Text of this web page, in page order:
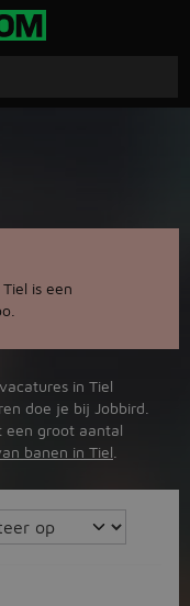
Tiel is een
in Tiel
doe je bij Jobbird.
een groot aantal
banen in Tiel